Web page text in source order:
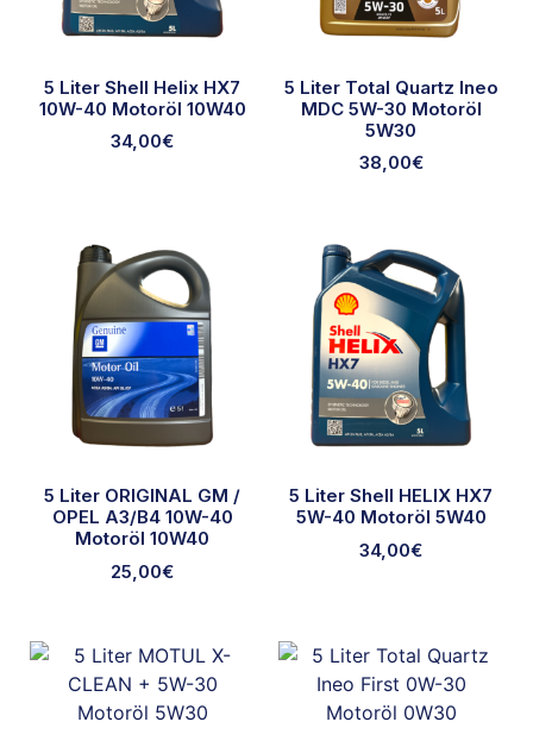
5 Liter Shell Helix HX7
10W-40 Motoröl 10W40
34,00€
5 Liter Total Quartz Ineo
MDC 5W-30 Motoröl
5W30
38,00€
5 Liter ORIGINAL GM /
OPEL A3/B4 10W-40
Motoröl 10W40
25,00€
5 Liter Shell HELIX HX7
5W-40 Motoröl 5W40
34,00€